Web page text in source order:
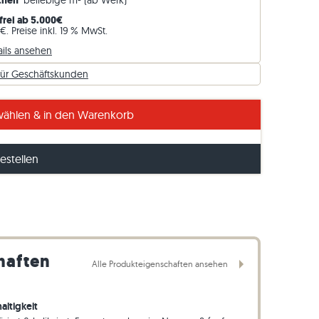
Basalt-Rasenkanten
Schieferstrukturen: Fliesen Sierra Grey
ab 5.000€
Preise inkl. 19 % MwSt.
ansehen
Geschäftskunden
& in den Warenkorb
Alle Produkteigenschaften ansehen